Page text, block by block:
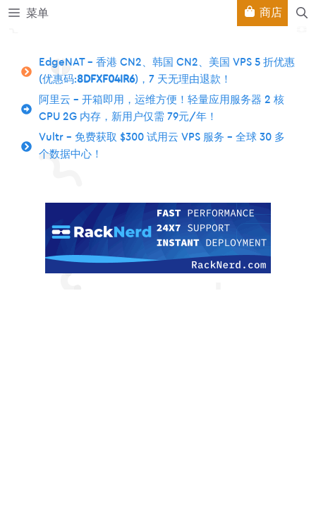
跳
菜单 商店
EdgeNAT – 香港 CN2、韩国 CN2、美国 VPS 5 折优惠
(优惠码:8DFXF04IR6)，7 天无理由退款！
阿里云 – 开箱即用，运维方便！轻量应用服务器 2 核
CPU 2G 内存，新用户仅需 79元/年！
Vultr – 免费获取 $300 试用云 VPS 服务 – 全球 30 多
个数据中心！